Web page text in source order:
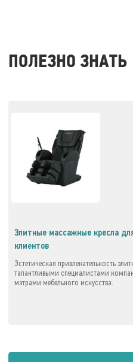
ПОЛЕЗНО ЗНАТЬ
Элитные массажные кресла
клиентов
Эстетическая привлекательность
талантливыми специалистами
мэтрами мебельного искусства.